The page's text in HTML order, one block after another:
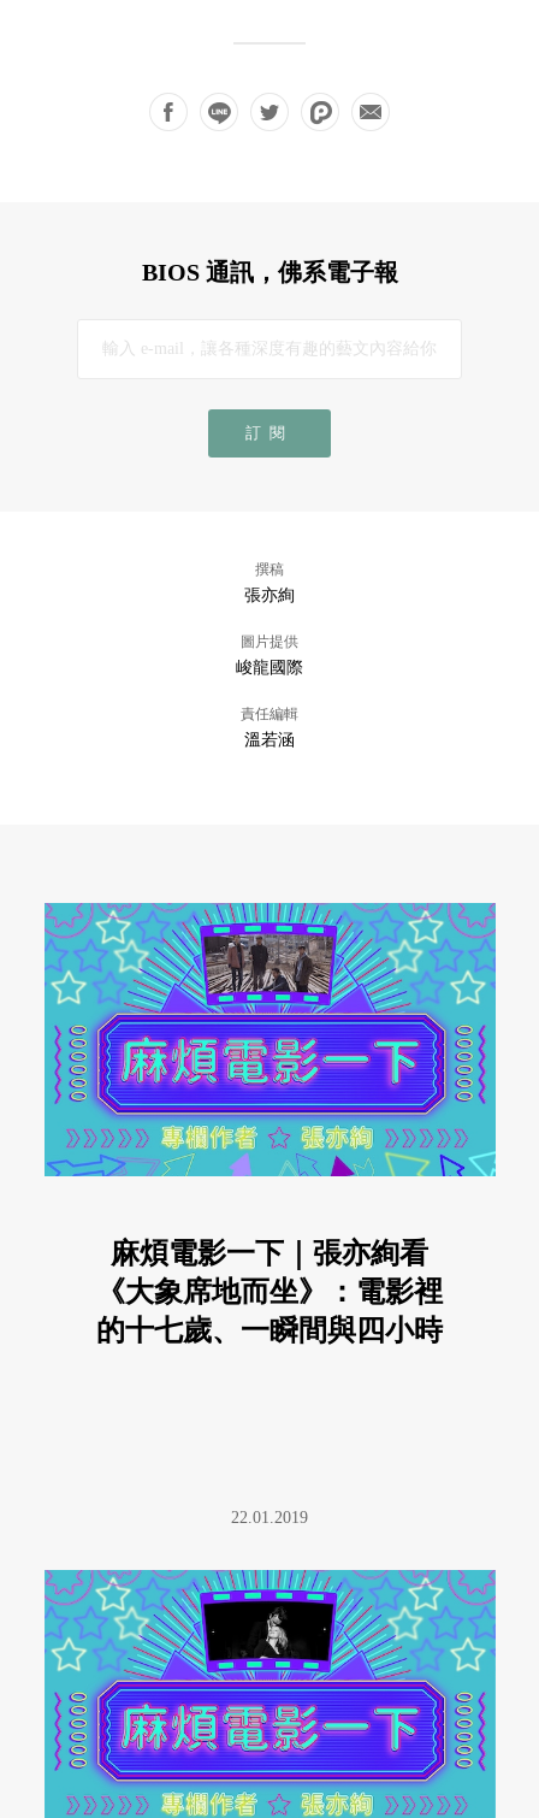
BIOS 通訊，佛系電子報
訂閱
撰稿
張亦絢
圖片提供
峻龍國際
責任編輯
溫若涵
麻煩電影一下｜張亦絢看
《大象席地而坐》：電影裡
的十七歲、一瞬間與四小時
22.01.2019